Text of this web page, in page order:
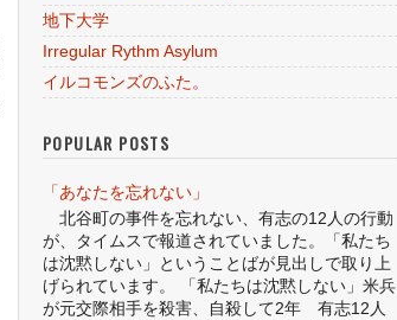
地下大学
Irregular Rythm Asylum
イルコモンズのふた。
POPULAR POSTS
「あなたを忘れない」
北谷町の事件を忘れない、有志の12人の行動
が、タイムスで報道されていました。「私たち
は沈黙しない」ということばが見出しで取り上
げられています。 「私たちは沈黙しない」米兵
が元交際相手を殺害、自殺して2年 有志12人